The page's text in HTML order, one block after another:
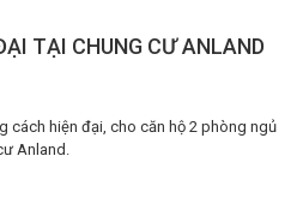
TẠI CHUNG CƯ ANLAND
cách hiện đại, cho căn hộ 2 phòng ngủ
Anland.